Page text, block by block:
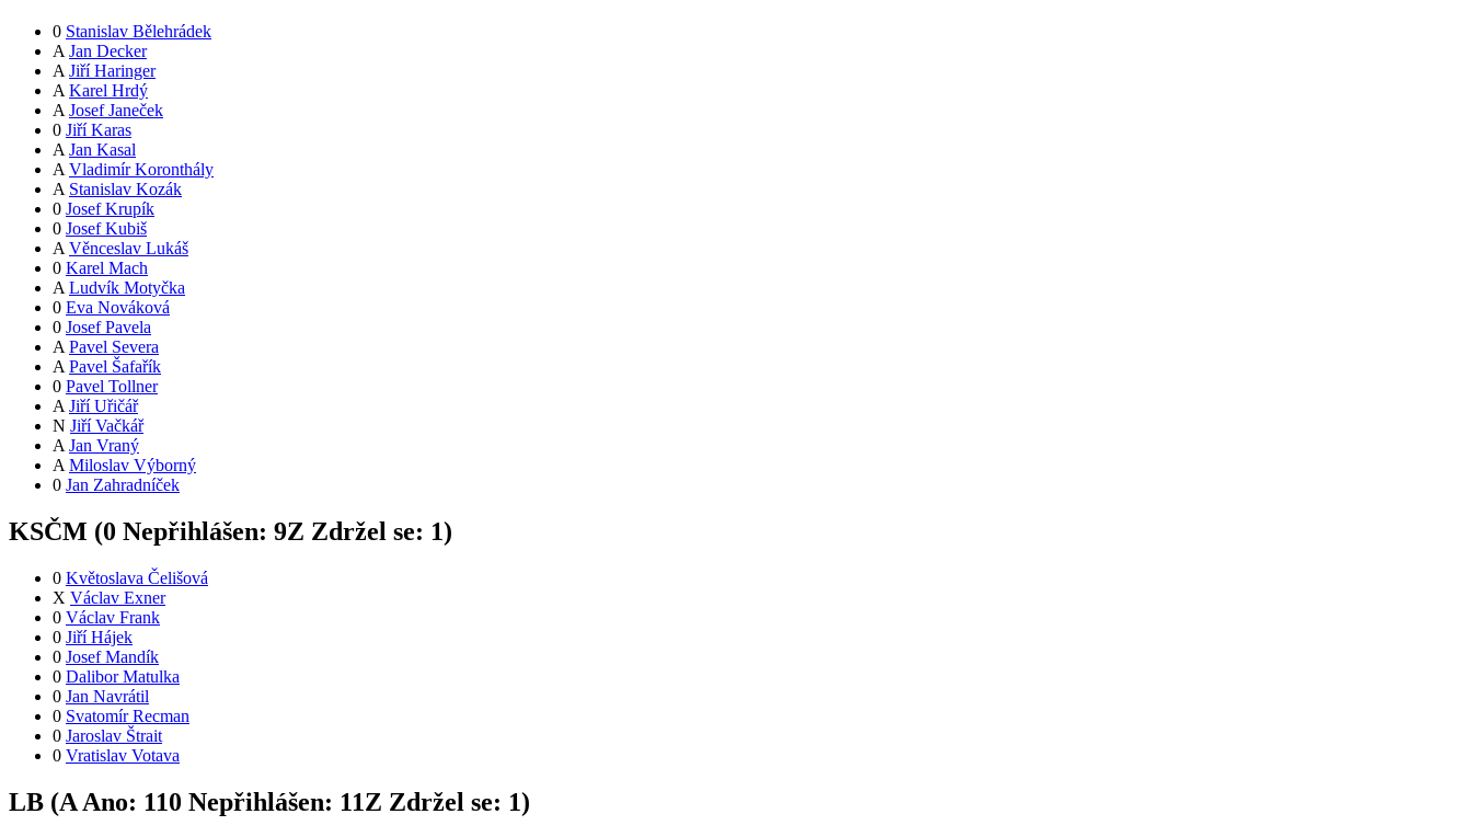
0 Stanislav Bělehrádek
A Jan Decker
A Jiří Haringer
A Karel Hrdý
A Josef Janeček
0 Jiří Karas
A Jan Kasal
A Vladimír Koronthály
A Stanislav Kozák
0 Josef Krupík
0 Josef Kubiš
A Věnceslav Lukáš
0 Karel Mach
A Ludvík Motyčka
0 Eva Nováková
0 Josef Pavela
A Pavel Severa
A Pavel Šafařík
0 Pavel Tollner
A Jiří Uřičář
N Jiří Vačkář
A Jan Vraný
A Miloslav Výborný
0 Jan Zahradníček
KSČM (0 Nepřihlášen: 9Z Zdržel se: 1)
0 Květoslava Čelišová
X Václav Exner
0 Václav Frank
0 Jiří Hájek
0 Josef Mandík
0 Dalibor Matulka
0 Jan Navrátil
0 Svatomír Recman
0 Jaroslav Štrait
0 Vratislav Votava
LB (A Ano: 110 Nepřihlášen: 11Z Zdržel se: 1)